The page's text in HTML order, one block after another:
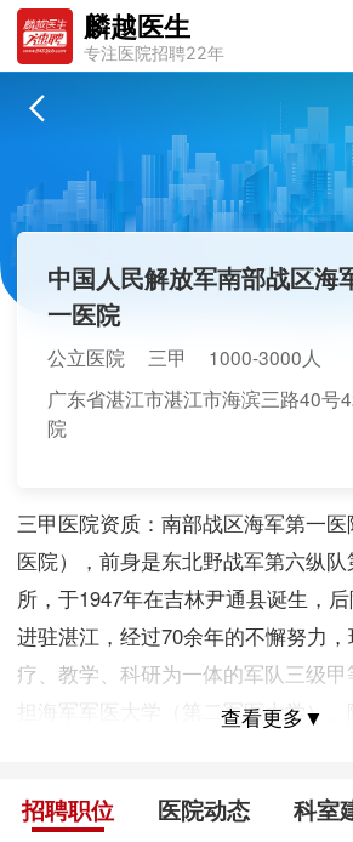
麟越医生
专注医院招聘22年
中国人民解放军南部战区海
一医院
公立医院 三甲
1000-3000人
广东省湛江市湛江市海滨三路40号
院
三甲医院资质：南部战区海军第一
医院），前身是东北野战军第六纵
所，于1947年在吉林尹通县诞生，
进驻湛江，经过70余年的不懈努力
疗、教学、科研为一体的军队三级
担海军军医大学（第二军医大学）、
江民族医学院、贵州遵义医学院等
查看更多▼
招聘职位 医院动态 科室